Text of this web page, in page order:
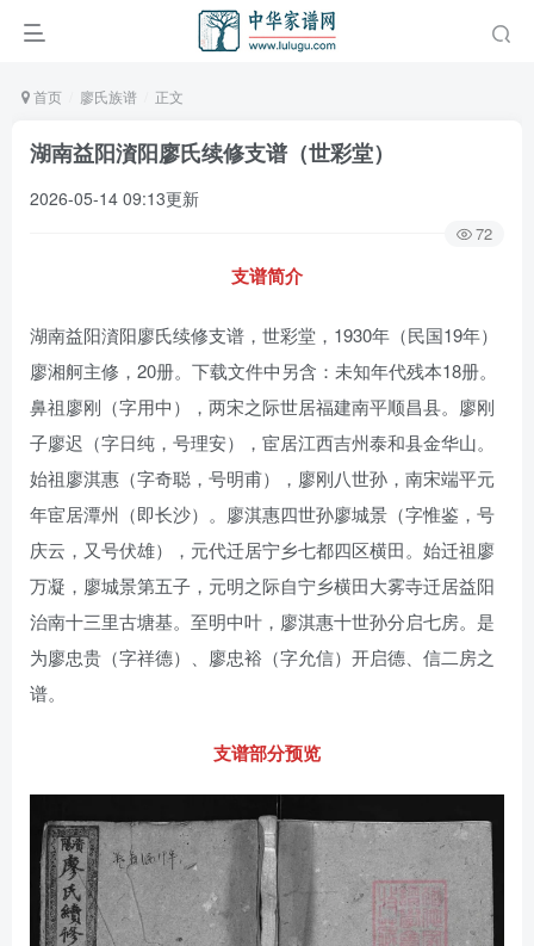
首页 廖氏族谱 正文
湖南益阳澬阳廖氏续修支谱（世彩堂）
2026-05-14 09:13更新
72
支谱简介
湖南益阳澬阳廖氏续修支谱，世彩堂，1930年（民国19年）
廖湘舸主修，20册。下载文件中另含：未知年代残本18册。
鼻祖廖刚（字用中），两宋之际世居福建南平顺昌县。廖刚
子廖迟（字日纯，号理安），宦居江西吉州泰和县金华山。
始祖廖淇惠（字奇聪，号明甫），廖刚八世孙，南宋端平元
年宦居潭州（即长沙）。廖淇惠四世孙廖城景（字惟鉴，号
庆云，又号伏雄），元代迁居宁乡七都四区横田。始迁祖廖
万凝，廖城景第五子，元明之际自宁乡横田大雾寺迁居益阳
治南十三里古塘基。至明中叶，廖淇惠十世孙分启七房。是
为廖忠贵（字祥德）、廖忠裕（字允信）开启德、信二房之
谱。
支谱部分预览